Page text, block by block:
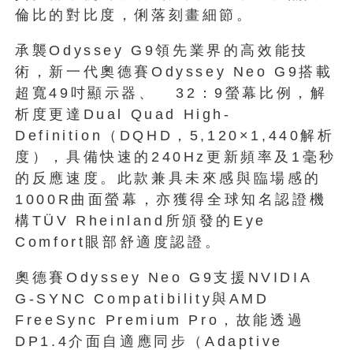
倫比的對比度，俐落刻畫細節。
承襲Odyssey G9領先業界的高效能技
術，新一代奧德賽Odyssey Neo G9搭載
超寬49吋顯示器、 32：9螢幕比例，解
析度更達Dual Quad High-
Definition（DQHD，5,120×1,440解析
度），具備快速的240Hz更新頻率及1毫秒
的反應速度。此款兼具未來感與臨場感的
1000R曲面螢幕，亦獲得全球知名認證機
構TÜV Rheinland所頒發的Eye
Comfort眼部舒適度認證。
奧德賽Odyssey Neo G9支援NVIDIA
G-SYNC Compatibility與AMD
FreeSync Premium Pro，故能透過
DP1.4介面自適應同步（Adaptive